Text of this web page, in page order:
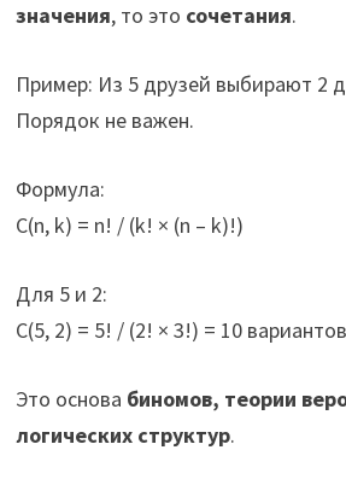
значения, то это сочетания.
Пример: Из 5 друзей выбирают 2
Порядок не важен.
Формула:
C(n, k) = n! / (k! × (n – k)!)
Для 5 и 2:
C(5, 2) = 5! / (2! × 3!) = 10
Это основа биномов, теории
логических структур.